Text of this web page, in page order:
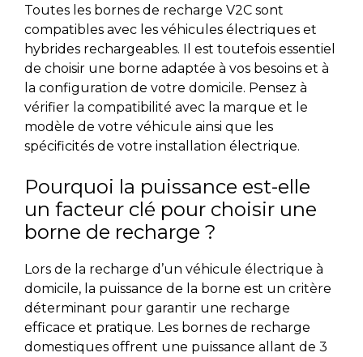
Toutes les bornes de recharge V2C sont
compatibles avec les véhicules électriques et
hybrides rechargeables. Il est toutefois essentiel
de choisir une borne adaptée à vos besoins et à
la configuration de votre domicile. Pensez à
vérifier la compatibilité avec la marque et le
modèle de votre véhicule ainsi que les
spécificités de votre installation électrique.
Pourquoi la puissance est-elle
un facteur clé pour choisir une
borne de recharge ?
Lors de la recharge d’un véhicule électrique à
domicile, la puissance de la borne est un critère
déterminant pour garantir une recharge
efficace et pratique. Les bornes de recharge
domestiques offrent une puissance allant de 3